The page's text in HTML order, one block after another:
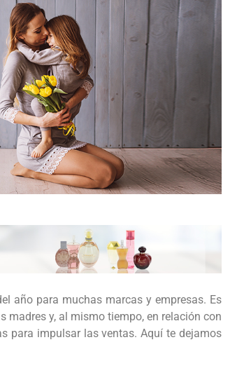
año para muchas marcas y empresas. Es
madres y, al mismo tiempo, en relación con
para impulsar las ventas. Aquí te dejamos